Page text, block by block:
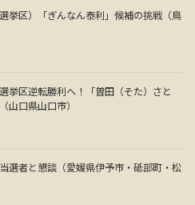
挙区）「ぎんなん泰利」候補の挑戦（鳥
挙区逆転勝利へ！「曽田（そた）さと
口県山口市）
選者と懇談（愛媛県伊予市・砥部町・松